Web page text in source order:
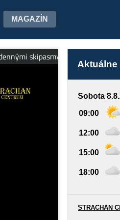
MAGAZÍN
zadarmo. -- Rodinný
Aktuálne
Sobota
09:00
12:00
15:00
18:00
STRACHAN